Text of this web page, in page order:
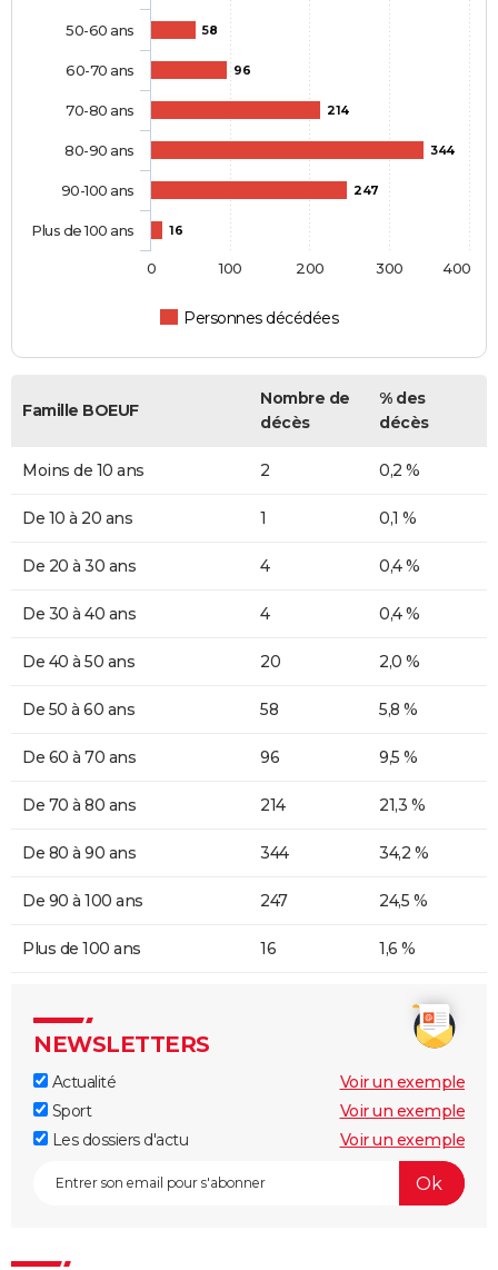
58
96
214
344
247
16
Personnes décédées
50-60 ans
60-70 ans
70-80 ans
80-90 ans
90-100 ans
Plus de 100 ans
0 100 200 300 400
Famille BOEUF
Nombre de
décès
% des
décès
Moins de 10 ans 2 0,2 %
De 10 à 20 ans 1 0,1 %
De 20 à 30 ans 4 0,4 %
De 30 à 40 ans 4 0,4 %
De 40 à 50 ans 20 2,0 %
De 50 à 60 ans 58 5,8 %
De 60 à 70 ans 96 9,5 %
De 70 à 80 ans 214 21,3 %
De 80 à 90 ans 344 34,2 %
De 90 à 100 ans 247 24,5 %
Plus de 100 ans 16 1,6 %
NEWSLETTERS
Actualité
Voir un exemple
Sport
Voir un exemple
Les dossiers d'actu
Voir un exemple